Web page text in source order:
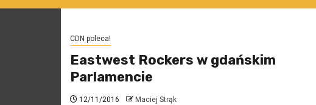
CDN poleca!
Eastwest Rockers w gdańskim
Parlamencie
12/11/2016 Maciej Strąk